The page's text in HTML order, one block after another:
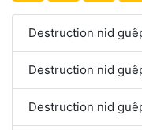
Destruction nid
Destruction nid
Destruction nid